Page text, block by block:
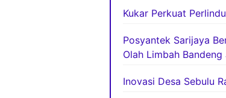
Kukar Perkuat
Posyantek Sarijaya
Olah Limbah
Inovasi Desa Sebulu